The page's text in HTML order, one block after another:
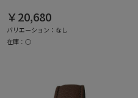
￥20,680
バリエーション：なし
在庫：○